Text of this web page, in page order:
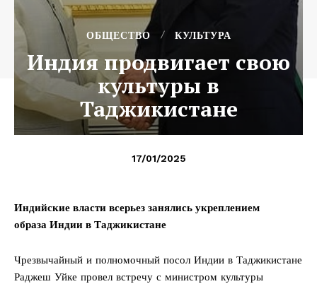
ОБЩЕСТВО КУЛЬТУРА
Индия продвигает свою
культуры в
Таджикистане
17/01/2025
Индийские власти всерьез занялись укреплением
образа Индии в Таджикистане
Чрезвычайный и полномочный посол Индии в Таджикистане
Раджеш Уйке провел встречу с министром культуры